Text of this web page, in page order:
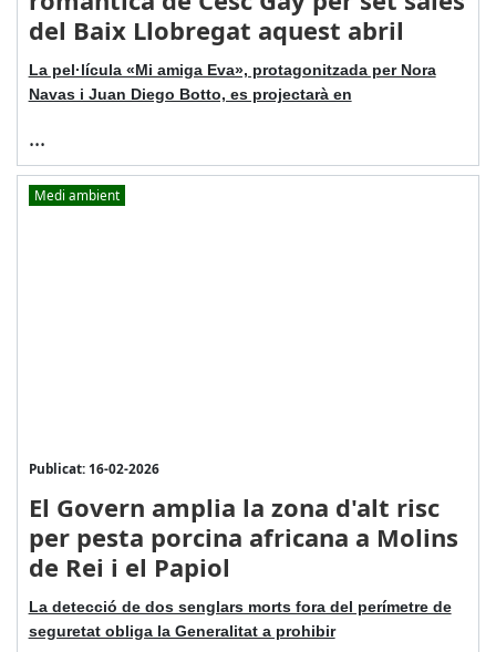
del Baix Llobregat aquest abril
La pel·lícula «Mi amiga Eva», protagonitzada per Nora
Navas i Juan Diego Botto, es projectarà en
...
Medi ambient
Publicat: 16-02-2026
El Govern amplia la zona d'alt risc
per pesta porcina africana a Molins
de Rei i el Papiol
La detecció de dos senglars morts fora del perímetre de
seguretat obliga la Generalitat a prohibir